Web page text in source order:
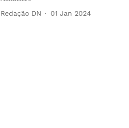
Redação DN 01 Jan 2024